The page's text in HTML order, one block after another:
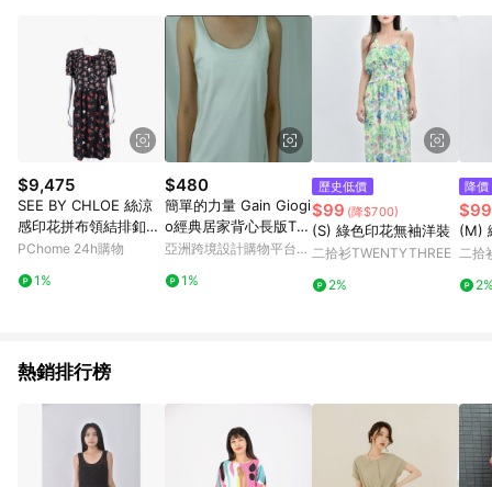
回饋。 5. 點數回饋會扣除所有折扣優惠後之最終發票金額計算，
實際回饋請依LINE購物通知為主。 6. 訂單如有使用東森購物
ETMall站內之折扣優惠(包含但不限於東森幣、樂透金、東森現金
券等)，不具點數回饋資格。詳細請依東森購物ETMall之結帳頁面
顯示為準。 7. LINE購物設有「單一商品最高回饋點數」機制(特
殊活動時開放「回饋無上限」)，以同一訂單中同一商品不論件數
計算，並依訂單成立時間當下LINE購物所設定的回饋機制為準。
8. LINE購物為購物資訊整合性平台，商品資料更新會有時間差，
如顯示之商品規格、顏色、價位、贈品與東森購物ETMall銷售網
頁不符，以銷售網頁標示為準。 9. 若有贈點爭議，請務必於訂單
日期+180天以內至LINE購物客服洽詢；若超過180天(含)以上進
行申訴，恕無法贈點回饋。 10. 部分點數紅包僅限指定商品使
用，或不適用於無回饋商品。各點數紅包之適用商品與使用條件
$9,475
SEE BY CHLOE 絲涼
感印花拼布領結排釦黑
色短袖洋裝(不含腰帶)
PChome 24h購物
1%
$480
簡單的力量 Gain Giogi
o經典居家背心長版T(1
00%有機棉)
亞洲跨境設計購物平台
1%
歷史低價
$99 (降$700)
(S) 綠色印花無袖洋裝
二拾衫TWENTYTHREE
2%
降價
$99
(M)
二拾
熱銷排行榜